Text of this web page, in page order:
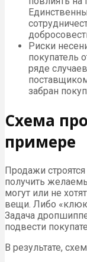
Риски
покупатель
ряде
забран
Схема
примере
Продажи
получить
могут или не
вещи. Либо
Задача
подвести
В результате,